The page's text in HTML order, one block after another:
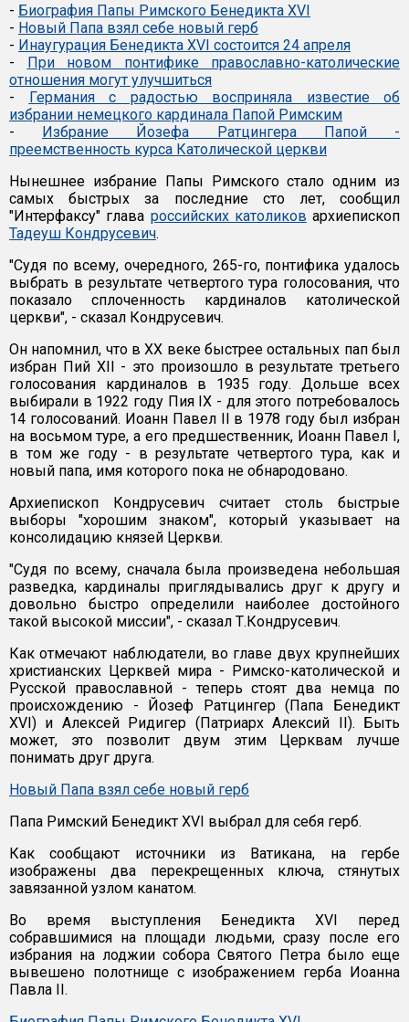
- Биография Папы Римского Бенедикта XVI
- Новый Папа взял себе новый герб
- Инаугурация Бенедикта XVI состоится 24 апреля
- При новом понтифике православно-католические
отношения могут улучшиться
- Германия с радостью восприняла известие об
избрании немецкого кардинала Папой Римским
- Избрание Йозефа Ратцингера Папой -
преемственность курса Католической церкви
Нынешнее избрание Папы Римского стало одним из
самых быстрых за последние сто лет, сообщил
"Интерфаксу" глава российских католиков архиепископ
Тадеуш Кондрусевич.
"Судя по всему, очередного, 265-го, понтифика удалось
выбрать в результате четвертого тура голосования, что
показало сплоченность кардиналов католической
церкви", - сказал Кондрусевич.
Он напомнил, что в XX веке быстрее остальных пап был
избран Пий XII - это произошло в результате третьего
голосования кардиналов в 1935 году. Дольше всех
выбирали в 1922 году Пия IX - для этого потребовалось
14 голосований. Иоанн Павел II в 1978 году был избран
на восьмом туре, а его предшественник, Иоанн Павел I,
в том же году - в результате четвертого тура, как и
новый папа, имя которого пока не обнародовано.
Архиепископ Кондрусевич считает столь быстрые
выборы "хорошим знаком", который указывает на
консолидацию князей Церкви.
"Судя по всему, сначала была произведена небольшая
разведка, кардиналы приглядывались друг к другу и
довольно быстро определили наиболее достойного
такой высокой миссии", - сказал Т.Кондрусевич.
Как отмечают наблюдатели, во главе двух крупнейших
христианских Церквей мира - Римско-католической и
Русской православной - теперь стоят два немца по
происхождению - Йозеф Ратцингер (Папа Бенедикт
XVI) и Алексей Ридигер (Патриарх Алексий II). Быть
может, это позволит двум этим Церквам лучше
понимать друг друга.
Новый Папа взял себе новый герб
Папа Римский Бенедикт ХVI выбрал для себя герб.
Как сообщают источники из Ватикана, на гербе
изображены два перекрещенных ключа, стянутых
завязанной узлом канатом.
Во время выступления Бенедикта ХVI перед
собравшимися на площади людьми, сразу после его
избрания на лоджии собора Святого Петра было еще
вывешено полотнище с изображением герба Иоанна
Павла II.